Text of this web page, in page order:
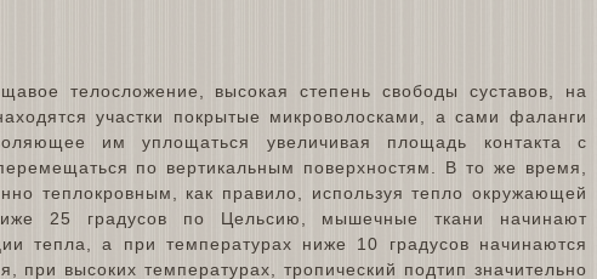
телосложение, высокая степень свободы суставов, на
участки покрытые микроволосками, а сами фаланги
им уплощаться увеличивая площадь контакта с
по вертикальным поверхностям. В то же время,
теплокровным, как правило, используя тепло окружающей
25 градусов по Цельсию, мышечные ткани начинают
тепла, а при температурах ниже 10 градусов начинаются
при высоких температурах, тропический подтип значительно